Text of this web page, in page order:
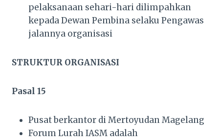
pelaksanaan sehari-hari dilimpahkan
kepada Dewan Pembina selaku Pengawas
jalannya organisasi
STRUKTUR ORGANISASI
Pasal 15
Pusat berkantor di Mertoyudan Magelang
Forum Lurah IASM adalah